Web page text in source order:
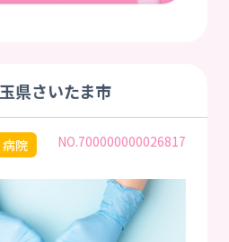
県さいたま市
病院 NO.700000000026817